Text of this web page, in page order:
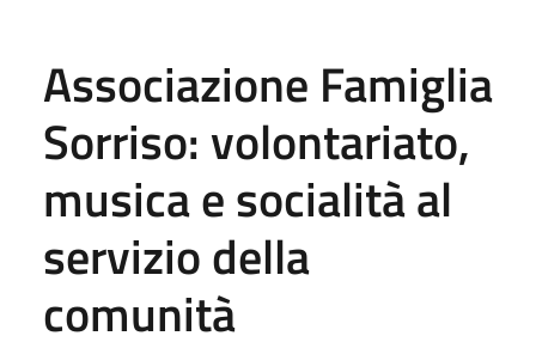
Associazione Famiglia
Sorriso: volontariato,
musica e socialità al
servizio della
comunità